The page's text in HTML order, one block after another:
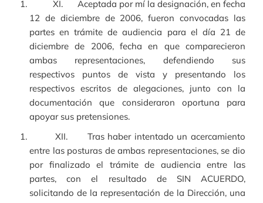
XI. Aceptada por mí la designación, en fecha
12 de diciembre de 2006, fueron convocadas las
partes en trámite de audiencia para el día 21 de
diciembre de 2006, fecha en que comparecieron
ambas representaciones, defendiendo sus
respectivos puntos de vista y presentando los
respectivos escritos de alegaciones, junto con la
documentación que consideraron oportuna para
apoyar sus pretensiones.
XII. Tras haber intentado un acercamiento
entre las posturas de ambas representaciones, se dio
por finalizado el trámite de audiencia entre las
partes, con el resultado de SIN ACUERDO,
solicitando de la representación de la Dirección, una